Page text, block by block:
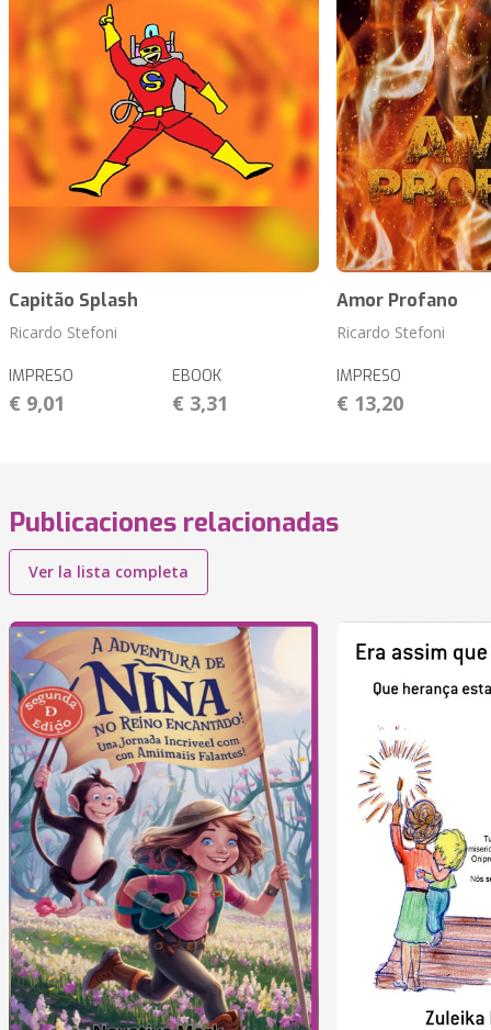
Capitão Splash
Ricardo Stefoni
IMPRESO
€ 9,01
EBOOK
€ 3,31
Amor Profano
Ricardo Stefoni
IMPRESO
€ 13,20
Publicaciones relacionadas
Ver la lista completa